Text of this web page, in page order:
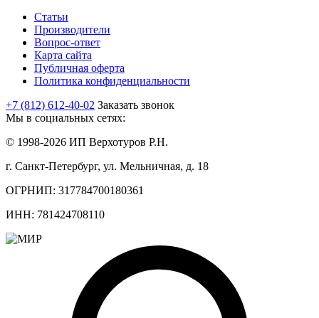
Статьи
Производители
Вопрос-ответ
Карта сайта
Публичная оферта
Политика конфиденциальности
+7 (812) 612-40-02 Заказать звонок
Мы в социальных сетях:
© 1998-2026 ИП Верхотуров Р.Н.
г. Санкт-Петербург, ул. Мельничная, д. 18
ОГРНИП: 317784700180361
ИНН: 781424708110